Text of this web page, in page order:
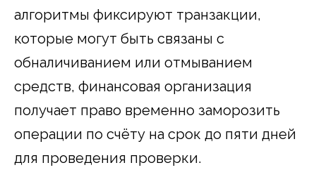
алгоритмы фиксируют транзакции,
которые могут быть связаны с
обналичиванием или отмыванием
средств, финансовая организация
получает право временно заморозить
операции по счёту на срок до пяти дней
для проведения проверки.